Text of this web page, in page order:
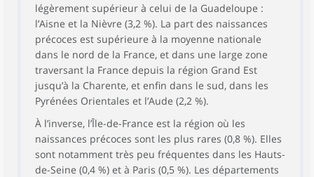
légèrement supérieur à celui de la Guadeloupe :
l’Aisne et la Nièvre (3,2 %). La part des naissances
précoces est supérieure à la moyenne nationale
dans le nord de la France, et dans une large zone
traversant la France depuis la région Grand Est
jusqu’à la Charente, et enfin dans le sud, dans les
Pyrénées Orientales et l’Aude (2,2 %).
À l’inverse, l’Île-de-France est la région où les
naissances précoces sont les plus rares (0,8 %). Elles
sont notamment très peu fréquentes dans les Hauts-
de-Seine (0,4 %) et à Paris (0,5 %). Les départements